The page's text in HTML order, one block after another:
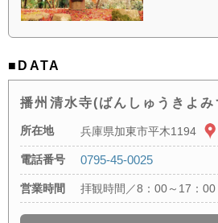
■DATA
播州清水寺(ばんしゅうきよみ
所在地 兵庫県加東市平木1194
電話番号 0795-45-0025
営業時間 拝観時間／8：00～17：00